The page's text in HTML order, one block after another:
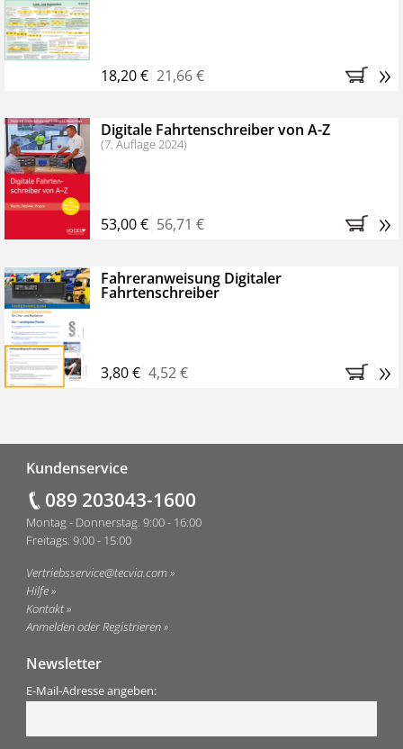
Bestellen Sie jetzt das VerkehrsRundschau Profipaket im
Kennenlern-Abo für zwei Monate (inkl. der derzeitig
Monaten brauchen Sie nichts weiter tun, das
Abonnement endet automatisch, es entstehen keine
weiteren Verpflichtungen.
18,20 € 21,66 € »
Digitale Fahrtenschreiber von A-Z
(7. Auflage 2024)
53,00 € 56,71 € »
Fahreranweisung Digitaler
Fahrtenschreiber
3,80 € 4,52 € »
Kundenservice
089 203043-1600
Montag - Donnerstag: 9:00 - 16:00
Freitags: 9:00 - 15:00
Vertriebsservice@tecvia.com
Hilfe
Kontakt
Anmelden oder Registrieren
Newsletter
E-Mail-Adresse angeben: